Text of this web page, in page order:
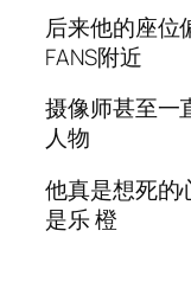
后来他的座位
FANS附近
摄像师甚至一
人物
他真是想死的
是乐 橙